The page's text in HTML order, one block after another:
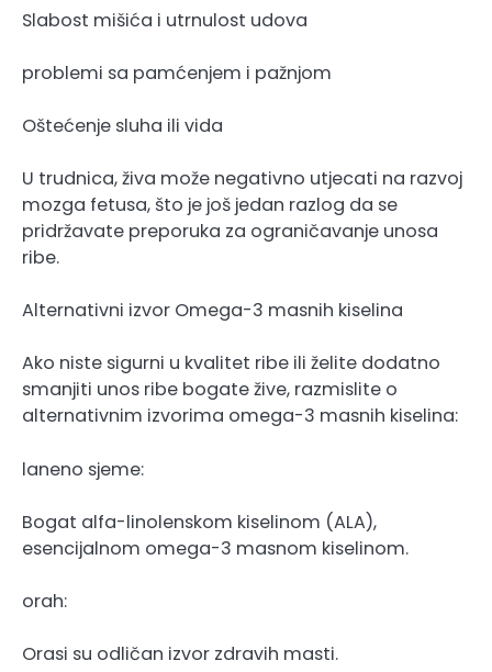
Slabost mišića i utrnulost udova
problemi sa pamćenjem i pažnjom
Oštećenje sluha ili vida
U trudnica, živa može negativno utjecati na razvoj
mozga fetusa, što je još jedan razlog da se
pridržavate preporuka za ograničavanje unosa
ribe.
Alternativni izvor Omega-3 masnih kiselina
Ako niste sigurni u kvalitet ribe ili želite dodatno
smanjiti unos ribe bogate žive, razmislite o
alternativnim izvorima omega-3 masnih kiselina:
laneno sjeme:
Bogat alfa-linolenskom kiselinom (ALA),
esencijalnom omega-3 masnom kiselinom.
orah:
Orasi su odličan izvor zdravih masti.